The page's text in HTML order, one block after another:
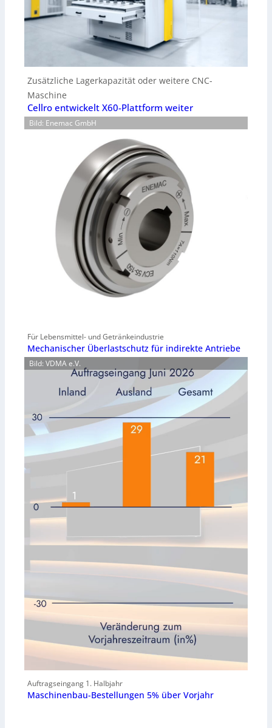
Zusätzliche Lagerkapazität oder weitere CNC-
Maschine
Cellro entwickelt X60-Plattform weiter
Bild: Enemac GmbH
Für Lebensmittel- und Getränkeindustrie
Mechanischer Überlastschutz für indirekte Antriebe
Bild: VDMA e.V.
Auftragseingang 1. Halbjahr
Maschinenbau-Bestellungen 5% über Vorjahr